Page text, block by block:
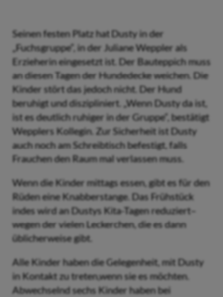
Seinen festen Platz hat Dusty in der
„Fuchsgruppe“, in der Juliane Weppler als
Erzieherin eingesetzt ist. Der Bauteppich muss
an diesen Tagen der Hundedecke weichen. Die
Kinder stört das jedoch nicht. Der Hund
beruhigt und diszipliniert. „Wenn Dusty da ist,
ist es deutlich ruhiger in der Gruppe“, bestätigt
Wepplers Kollegin. Zur Sicherheit ist Dusty
auch noch am Schreibtisch befestigt, falls
Frauchen den Raum mal verlassen muss.
Wenn die Kinder mittags essen, gibt es für den
Rüden eine Knabberstange. Das Frühstück
indes wird an Dustys Kita-Tagen reduziert–
wegen der vielen Leckerchen, die es dann
üblicherweise gibt.
Alle Kinder haben die Gelegenheit, mit Dusty
in Kontakt zu treten,wenn sie es möchten.
Abwechselnd sechs Kinder haben bei